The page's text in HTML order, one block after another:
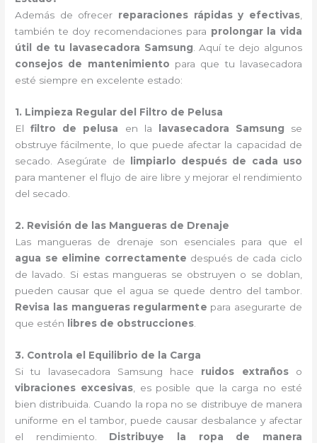
Además de ofrecer reparaciones rápidas y efectivas,
también te doy recomendaciones para prolongar la vida
útil de tu lavasecadora Samsung . Aquí te dejo algunos
consejos de mantenimiento para que tu lavasecadora
esté siempre en excelente estado:
1. Limpieza Regular del Filtro de Pelusa
Elfiltro de pelusa en la lavasecadora Samsung se
obstruye fácilmente, lo que puede afectar la capacidad de
secado. Asegúrate de
limpiarlo después de cada uso
para mantener el flujo de aire libre y mejorar el rendimiento
del secado.
2. Revisión de las Mangueras de Drenaje
Las mangueras de drenaje son esenciales para que el
agua se elimine correctamente después de cada ciclo
de lavado. Si estas mangueras se obstruyen o se doblan,
pueden causar que el agua se quede dentro del tambor.
Revisa las mangueras regularmente para asegurarte de
que estén
libres de obstrucciones
3. Controla el Equilibrio de la Carga
Si tu lavasecadora Samsung hace ruidos extrañoso
vibraciones excesivas, es posible que la carga no esté
bien distribuida. Cuando la ropa no se distribuye de manera
uniforme en el tambor, puede causar desbalance y afectar
el rendimiento. Distribuye la ropa de manera